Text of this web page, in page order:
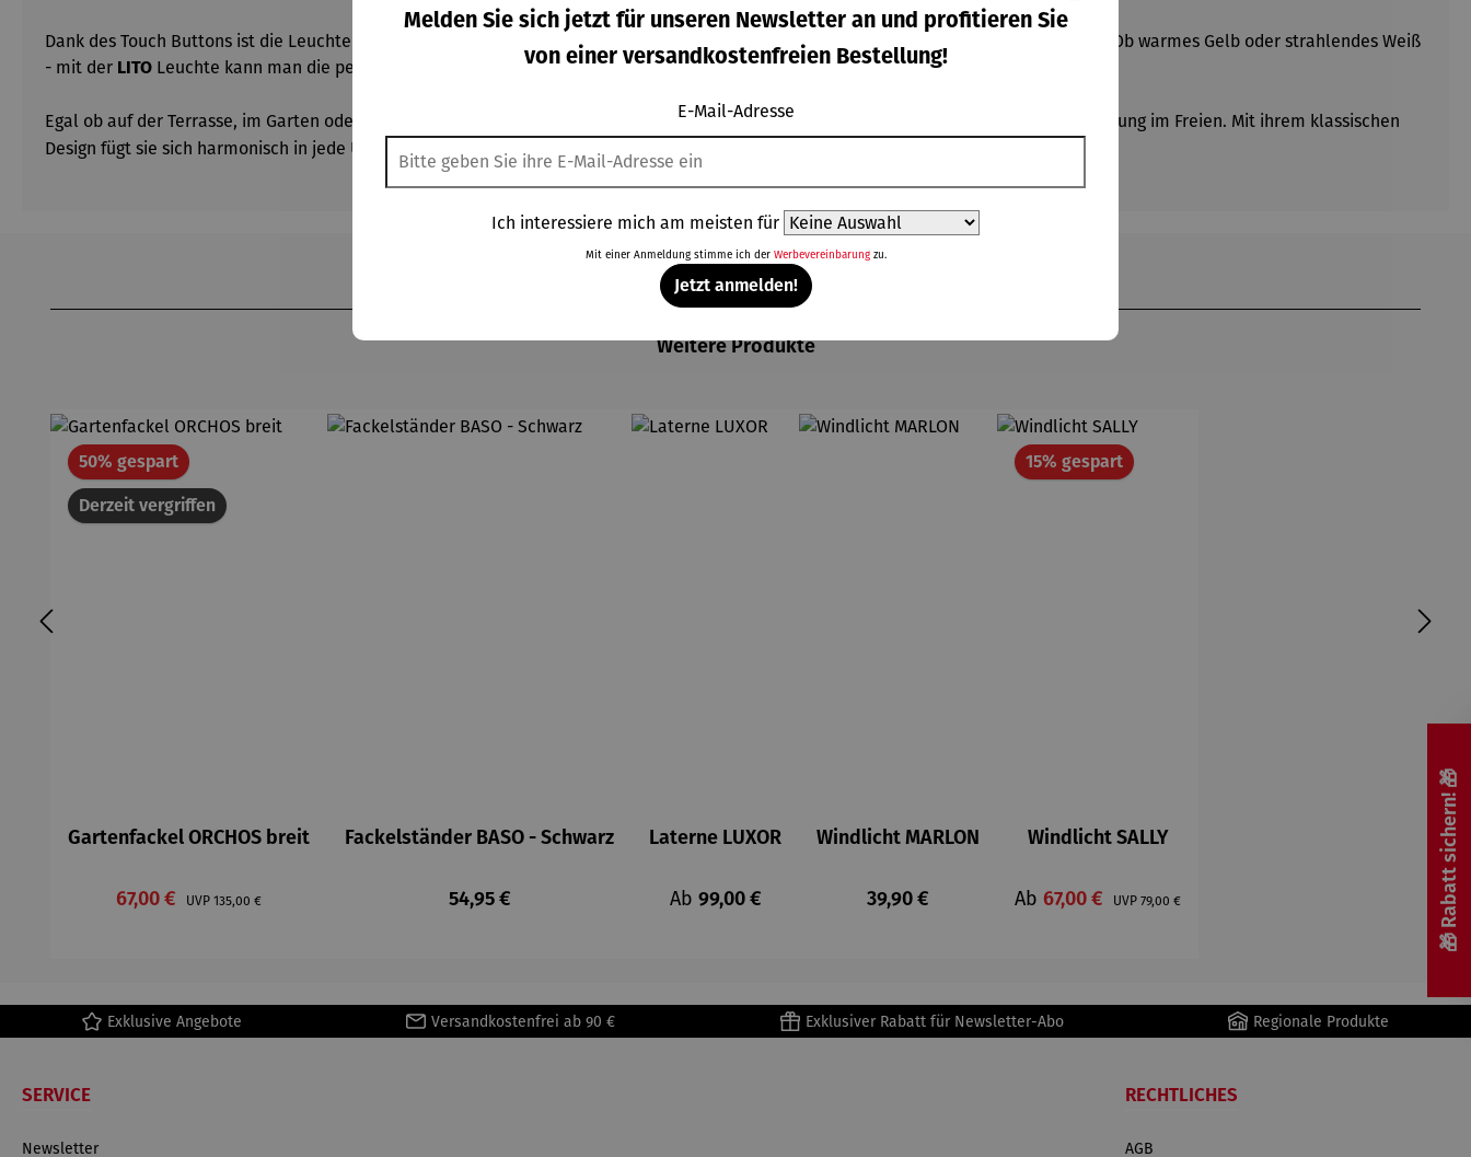
Dank des Touch Buttons ist die Leuchte einfach zu bedienen und man kann individuell die gewünschte Lichtfarbe und -stärke einstellen. Ob warmes Gelb oder strahlendes Weiß
- mit der LITO Leuchte kann man die perfekte Atmosphäre für jeden Anlass schaffen.
Egal ob auf der Terrasse, im Garten oder beim Camping - die
Leuchte ist vielseitig einsetzbar und sorgt für eine gemütliche Beleuchtung im Freien. Mit ihrem klassischen
Design fügt sie sich harmonisch in jede Umgebung ein und ist ein echter Blickfang.
Weitere Produkte
Derzeit vergriffen
50% gespartRabatt
Gartenfackel ORCHOS breit
Verkaufspreis:
67,00 € UVP Regulärer Preis:
135,00 €
Fackelständer BASO - Schwarz
Regulärer Preis:
54,95 €
Laterne LUXOR
Regulärer Preis:
Ab 99,00 €
Windlicht MARLON
Regulärer Preis:
39,90 €
15% gespartRabatt
Windlicht SALLY
Verkaufspreis:
Ab 67,00 € UVP Regulärer Preis:
79,00 €
Exklusive Angebote Versandkostenfrei ab 90 € Exklusiver Rabatt für Newsletter-Abo Regionale Produkte
SERVICE
Newsletter
RECHTLICHES
AGB
🎁 Rabatt sichern! 🎁
Melden Sie sich jetzt für unseren Newsletter an und profitieren Sie
von einer versandkostenfreien Bestellung!
E-Mail-Adresse
Ich interessiere mich am meisten für
Mit einer Anmeldung stimme ich der Werbevereinbarungzu.
Jetzt anmelden!